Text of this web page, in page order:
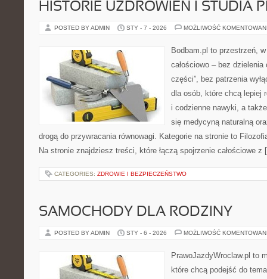
HISTORIE UZDROWIEŃ I STUDIA
POSTED BY ADMIN STY - 7 - 2026 MOŻLIWOŚĆ
Bodbam.pl to przestrzeń,
całościowo – bez dzielenia
części”, bez patrzenia
dla osób, które chcą lepiej
i codzienne nawyki, a
się medycyną naturalną
drogą do przywracania równowagi. Kategorie na stronie to
Na stronie znajdziesz treści, które łączą spojrzenie całościowe
CATEGORIES: ZDROWIE I BEZPIECZEŃSTWO
SAMOCHODY DLA RODZINY
POSTED BY ADMIN STY - 6 - 2026 MOŻLIWOŚĆ
PrawoJazdyWroclaw.pl to
które chcą podejść do